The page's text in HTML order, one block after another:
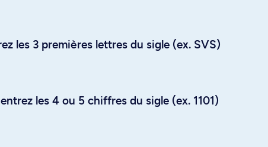
les 3 premières lettres du sigle (ex. SVS)
les 4 ou 5 chiffres du sigle (ex. 1101)